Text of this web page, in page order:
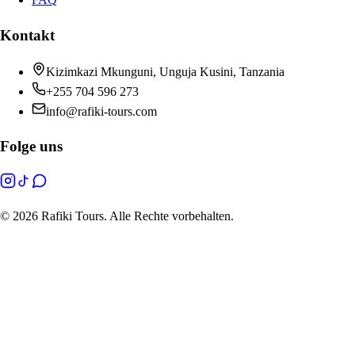
Kontakt
Kizimkazi Mkunguni, Unguja Kusini, Tanzania
+255 704 596 273
info@rafiki-tours.com
Folge uns
© 2026 Rafiki Tours. Alle Rechte vorbehalten.